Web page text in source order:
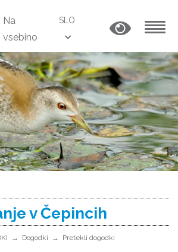
Na
vsebino
SLO
v Čepincih
Dogodki Pretekli dogodki